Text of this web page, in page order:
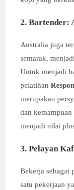
2. Bartender:
Australia juga
semarak,
Untuk menjadi
pelatihan
merupakan
dan
menjadi nilai
3. Pelayan
Bekerja sebagai
satu pekerjaan